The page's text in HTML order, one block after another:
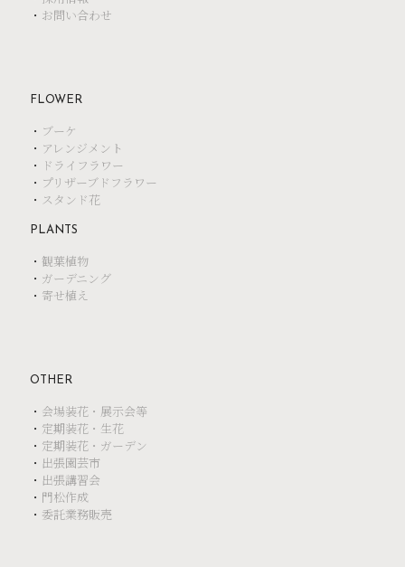
・ お問い合わせ
FLOWER
・ ブーケ
・ アレンジメント
・ ドライフラワー
・ プリザーブドフラワー
・ スタンド花
PLANTS
・ 観葉植物
・ ガーデニング
・ 寄せ植え
OTHER
・ 会場装花・展示会等
・ 定期装花・生花
・ 定期装花・ガーデン
・ 出張園芸市
・ 出張講習会
・ 門松作成
・ 委託業務販売